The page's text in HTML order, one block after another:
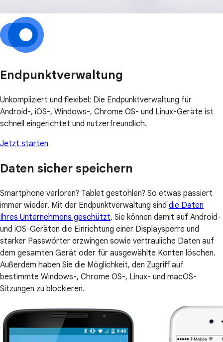
Endpunktverwaltung
Unkompliziert und flexibel: Die Endpunktverwaltung für
Android-, iOS-, Windows-, Chrome OS- und Linux-Geräte ist
schnell eingerichtet und nutzerfreundlich.
Jetzt starten
Daten sicher speichern
Smartphone verloren? Tablet gestohlen? So etwas passiert
immer wieder. Mit der Endpunktverwaltung sind die Daten
Ihres Unternehmens geschützt. Sie können damit auf Android-
und iOS-Geräten die Einrichtung einer Displaysperre und
starker Passwörter erzwingen sowie vertrauliche Daten auf
dem gesamten Gerät oder für ausgewählte Konten löschen.
Außerdem haben Sie die Möglichkeit, den Zugriff auf
bestimmte Windows-, Chrome OS-, Linux- und macOS-
Sitzungen zu blockieren.